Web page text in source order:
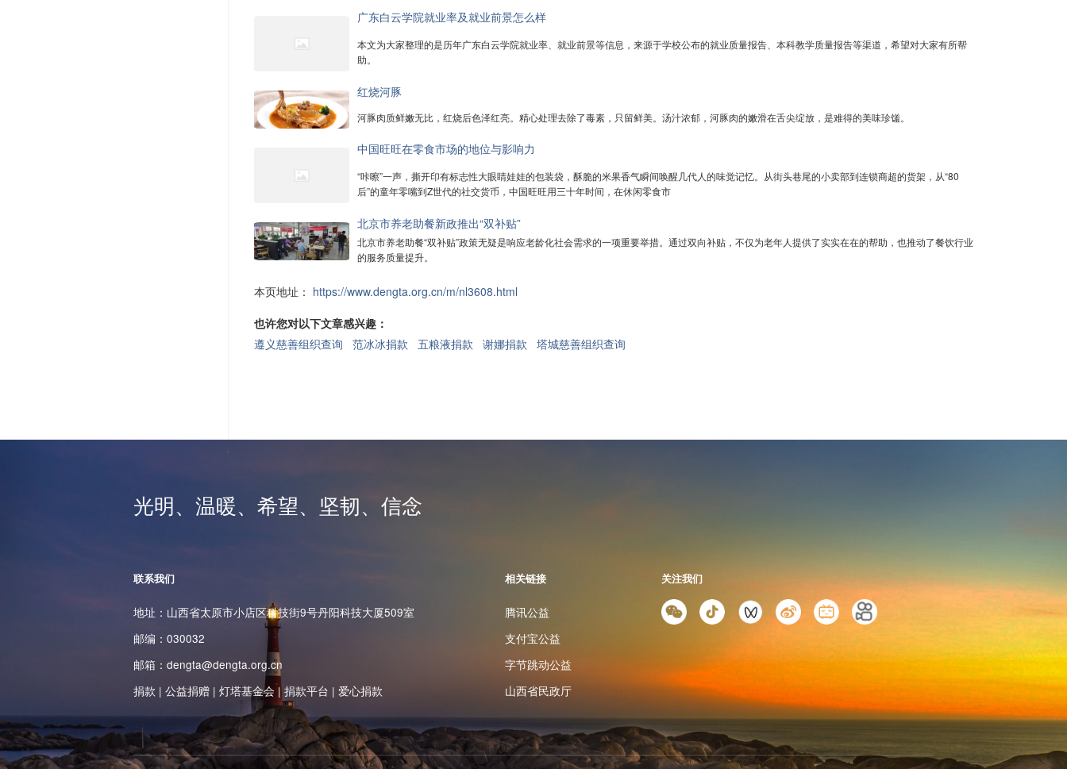
广东白云学院就业率及就业前景怎么样
本文为大家整理的是历年广东白云学院就业率、就业前景等信息，来源于学校公布的就业质量报告、本科教学质量报告等渠道，希望对大家有所帮
助。
红烧河豚
河豚肉质鲜嫩无比，红烧后色泽红亮。精心处理去除了毒素，只留鲜美。汤汁浓郁，河豚肉的嫩滑在舌尖绽放，是难得的美味珍馐。
中国旺旺在零食市场的地位与影响力
“咔嚓”一声，撕开印有标志性大眼睛娃娃的包装袋，酥脆的米果香气瞬间唤醒几代人的味觉记忆。从街头巷尾的小卖部到连锁商超的货架，从“80
后”的童年零嘴到Z世代的社交货币，中国旺旺用三十年时间，在休闲零食市
北京市养老助餐新政推出“双补贴”
北京市养老助餐“双补贴”政策无疑是响应老龄化社会需求的一项重要举措。通过双向补贴，不仅为老年人提供了实实在在的帮助，也推动了餐饮行业
的服务质量提升。
本页地址： https://www.dengta.org.cn/m/nl3608.html
也许您对以下文章感兴趣：
遵义慈善组织查询
范冰冰捐款 五粮液捐款 谢娜捐款 塔城慈善组织查询
光明、温暖、希望、坚韧、信念
联系我们
地址：山西省太原市小店区科技街9号丹阳科技大厦509室
邮编：030032‌
邮箱：dengta@dengta.org.cn
捐款 | 公益捐赠 | 灯塔基金会 | 捐款平台 | 爱心捐款
相关链接
腾讯公益
支付宝公益
字节跳动公益
山西省民政厅
关注我们